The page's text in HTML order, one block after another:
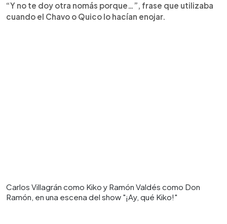
“Y no te doy otra nomás porque…”, frase que utilizaba
cuando el Chavo o Quico lo hacían enojar.
Carlos Villagrán como Kiko y Ramón Valdés como Don
Ramón, en una escena del show "¡Ay, qué Kiko!"